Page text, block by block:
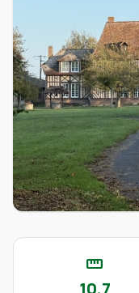
straighten
10,7